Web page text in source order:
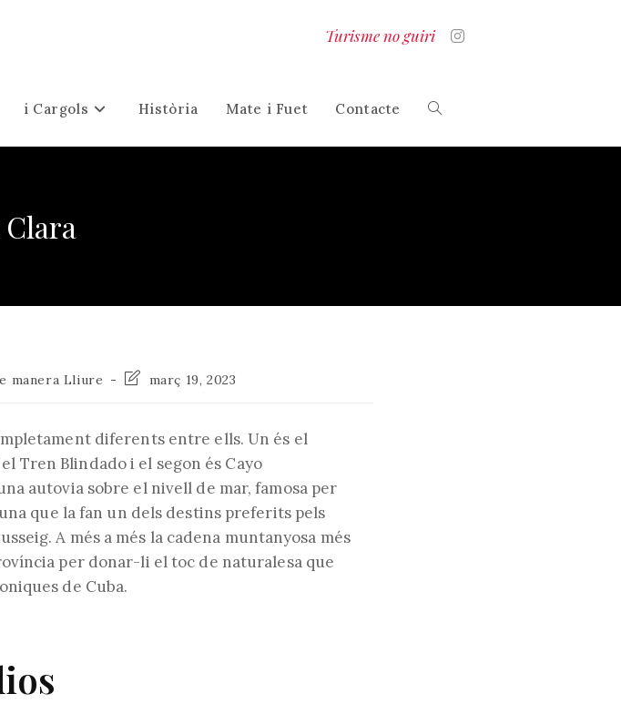
Turisme no guiri
i Cargols Història Mate i Fuet Contacte Alterna
manera Lliure
Últimamarç 19, 2023
diferents entre ells. Un és el
Tren Blindadoi el segon és Cayo
autovia sobre el nivell de mar, famosa per
que la fan un dels destins preferits pels
A més a més la cadena muntanyosa més
per donar-li el toc de naturalesa que
de Cuba.